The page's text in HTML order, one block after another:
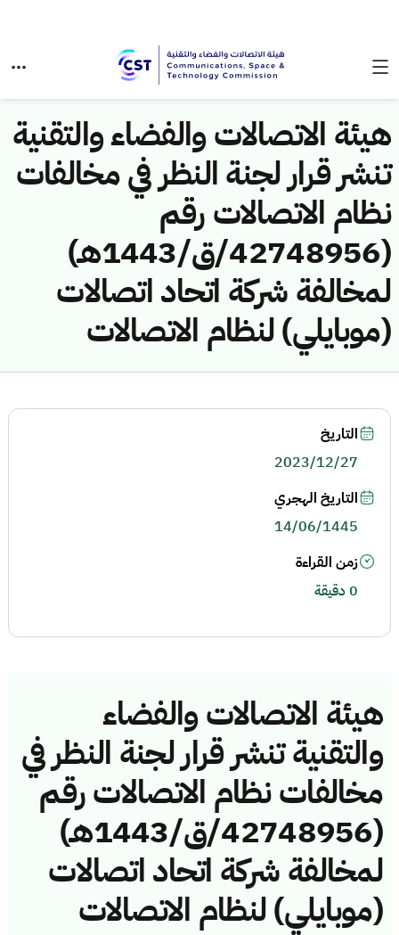
هيئة الاتصالات والفضاء والتقنية
تنشر قرار لجنة النظر في مخالفات
نظام الاتصالات رقم
(42748956/ق/1443هـ)
لمخالفة شركة اتحاد اتصالات
(موبايلي) لنظام الاتصالات
هيئة الاتصالات والفضاء
والتقنية تنشر قرار لجنة النظر في
مخالفات نظام الاتصالات رقم
(42748956/ق/1443هـ)
لمخالفة شركة اتحاد اتصالات
(موبايلي) لنظام الاتصالات
التاريخ
2023/12/27
التاريخ الهجري
14/06/1445
زمن القراءة
0 دقيقة